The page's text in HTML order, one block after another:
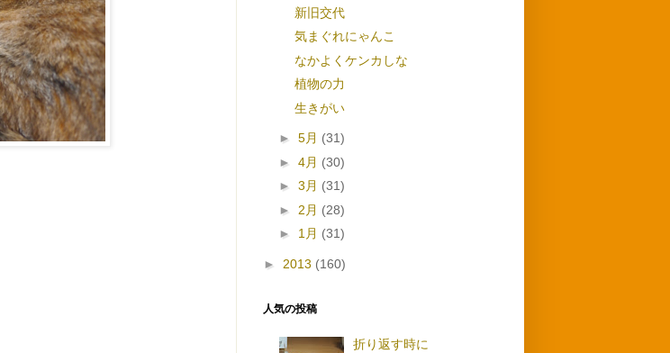
新旧交代
気まぐれにゃんこ
なかよくケンカしな
植物の力
生きがい
► 5月 (31)
► 4月 (30)
► 3月 (31)
► 2月 (28)
► 1月 (31)
► 2013 (160)
人気の投稿
折り返す時に